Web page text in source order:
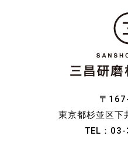
〒
東京都杉並区
TEL： 03-